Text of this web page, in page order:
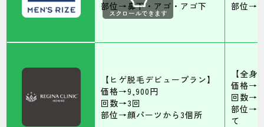
部位→鼻下・アゴ・アゴ下
部位→
【ヒゲ脱毛デビュープラン】
価格→9,900円
回数→3回
部位→顔パーツから3個所
【全身
価格
回数→1
部位→
て
スクロールできます